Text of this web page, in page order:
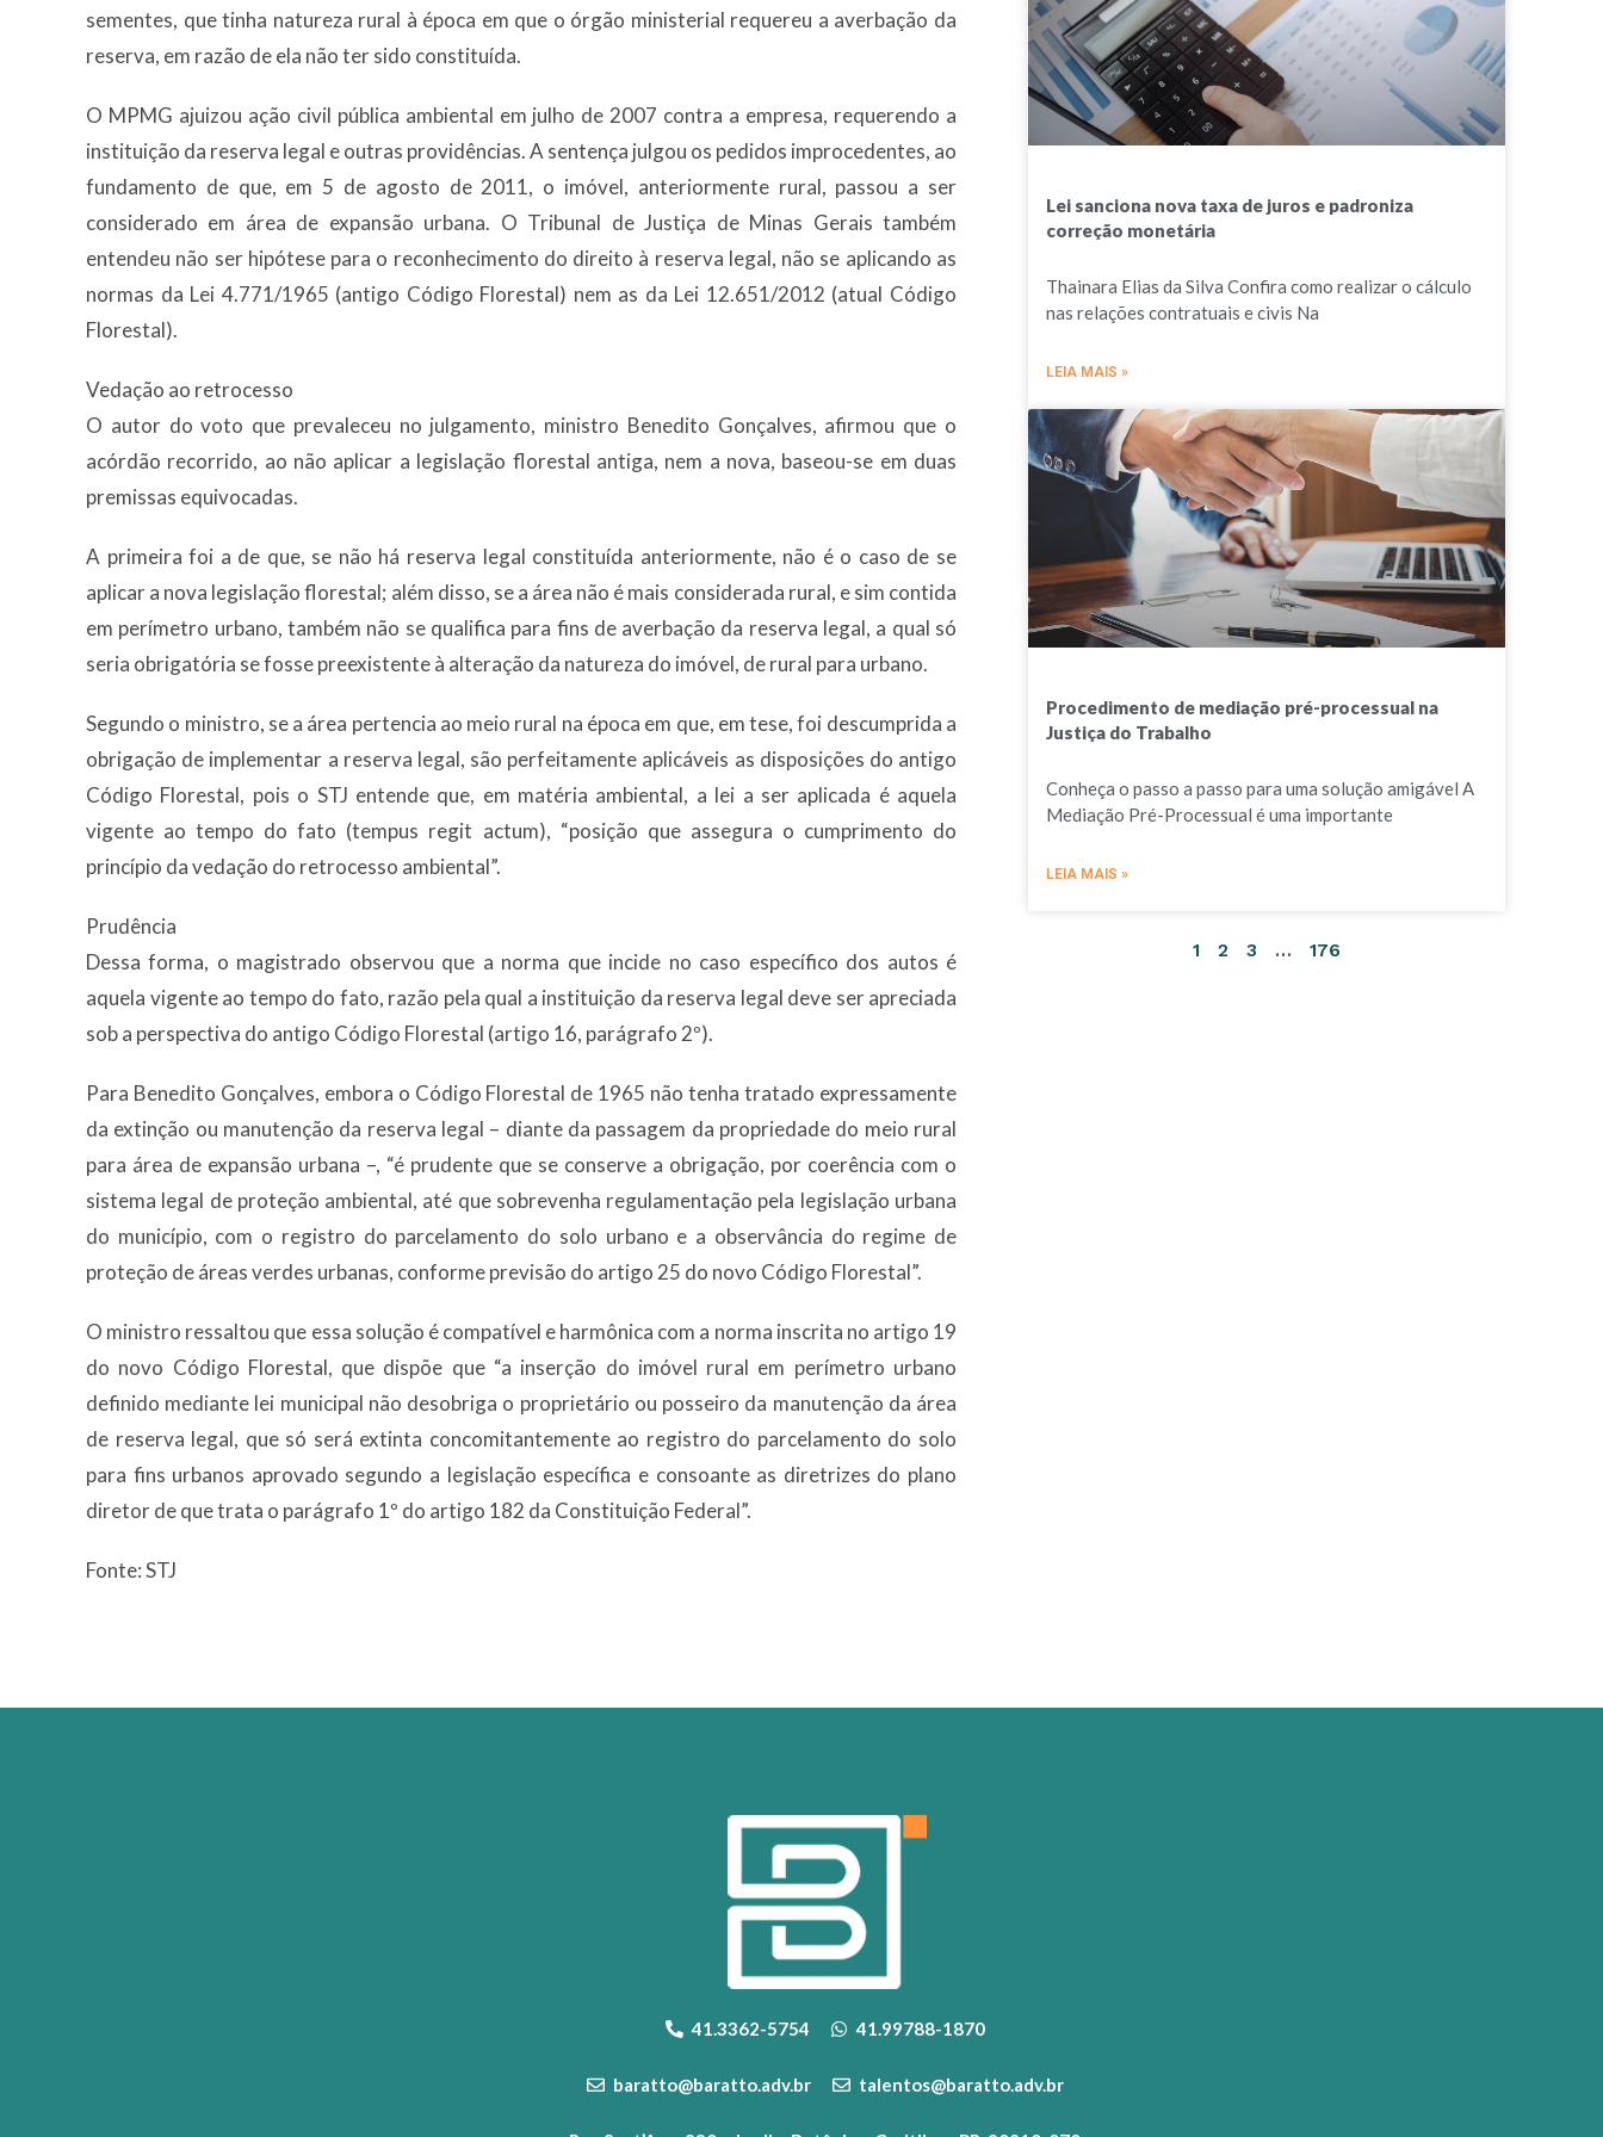
sementes, que tinha natureza rural à época em que o órgão ministerial requereu a averbação da
reserva, em razão de ela não ter sido constituída.
O MPMG ajuizou ação civil pública ambiental em julho de 2007 contra a empresa, requerendo a
instituição da reserva legal e outras providências. A sentença julgou os pedidos improcedentes, ao
fundamento de que, em 5 de agosto de 2011, o imóvel, anteriormente rural, passou a ser
considerado em área de expansão urbana. O Tribunal de Justiça de Minas Gerais também
entendeu não ser hipótese para o reconhecimento do direito à reserva legal, não se aplicando as
normas da Lei 4.771/1965 (antigo Código Florestal) nem as da Lei 12.651/2012 (atual Código
Florestal).
Vedação ao retroce​​​sso
O autor do voto que prevaleceu no julgamento, ministro Benedito Gonçalves, afirmou que o
acórdão recorrido, ao não aplicar a legislação florestal antiga, nem a nova, baseou-se em duas
premissas equivocadas.
A primeira foi a de que, se não há reserva legal constituída anteriormente, não é o caso de se
aplicar a nova legislação florestal; além disso, se a área não é mais considerada rural, e sim contida
em perímetro urbano, também não se qualifica para fins de averbação da reserva legal, a qual só
seria obrigatória se fosse preexistente à alteração da natureza do imóvel, de rural para urbano.
Segundo o ministro, se a área pertencia ao meio rural na época em que, em tese, foi descumprida a
obrigação de implementar a reserva legal, são perfeitamente aplicáveis as disposições do antigo
Código Florestal, pois o STJ entende que, em matéria ambiental, a lei a ser aplicada é aquela
vigente ao tempo do fato (tempus regit actum), “posição que assegura o cumprimento do
princípio da vedação do retrocesso ambiental”.
Prudên​​cia
Dessa forma, o magistrado observou que a norma que incide no caso específico dos autos é
aquela vigente ao tempo do fato, razão pela qual a instituição da reserva legal deve ser apreciada
sob a perspectiva do antigo Código Florestal (artigo 16, parágrafo 2º).
Para Benedito Gonçalves, embora o Código Florestal de 1965 não tenha tratado expressamente
da extinção ou manutenção da reserva legal – diante da passagem da propriedade do meio rural
para área de expansão urbana –, “é prudente que se conserve a obrigação, por coerência com o
sistema legal de proteção ambiental, até que sobrevenha regulamentação pela legislação urbana
do município, com o registro do parcelamento do solo urbano e a observância do regime de
proteção de áreas verdes urbanas, conforme previsão do artigo 25 do novo Código Florestal”.
O ministro ressaltou que essa solução é compatível e harmônica com a norma inscrita no artigo 19
do novo Código Florestal, que dispõe que “a inserção do imóvel rural em perímetro urbano
definido mediante lei municipal não desobriga o proprietário ou posseiro da manutenção da área
de reserva legal, que só será extinta concomitantemente ao registro do parcelamento do solo
para fins urbanos aprovado segundo a legislação específica e consoante as diretrizes do plano
diretor de que trata o parágrafo 1º do artigo 182 da Constituição Federal”.
Fonte: STJ
Lei sanciona nova taxa de juros e padroniza
correção monetária
Thainara Elias da Silva Confira como realizar o cálculo
nas relações contratuais e civis Na
LEIA MAIS »
Procedimento de mediação pré-processual na
Justiça do Trabalho
Conheça o passo a passo para uma solução amigável A
Mediação Pré-Processual é uma importante
LEIA MAIS »
1 2 3 … 176
41.3362-5754 41.99788-1870
baratto@baratto.adv.br talentos@baratto.adv.br